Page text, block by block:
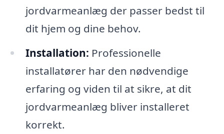
jordvarmeanlæg der passer bedst til
dit hjem og dine behov.
Installation: Professionelle
installatører har den nødvendige
erfaring og viden til at sikre, at dit
jordvarmeanlæg bliver installeret
korrekt.